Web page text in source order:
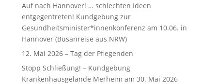
Auf nach Hannover! … schlechten Ideen
entgegentreten! Kundgebung zur
Gesundheitsminister*innenkonferenz am 10.06. in
Hannover (Busanreise aus NRW)
12. Mai 2026 – Tag der Pflegenden
Stopp Schließung! – Kundgebung
Krankenhausgelände Merheim am 30. Mai 2026